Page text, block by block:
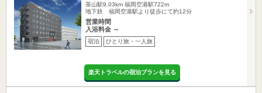
茶山駅9.03km 福岡空港駅722m
地下鉄 福岡空港駅より徒歩にて約12分
営業時間
入浴料金 ～
宿泊 ひとり旅・一人旅
楽天トラベルの宿泊プランを見る